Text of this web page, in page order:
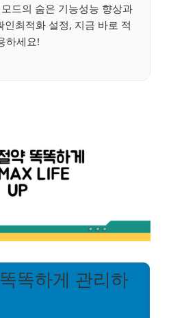
드의 숨은 기능성능 향상과
최적화 설정, 지금 바로 적
하세요!
똑하게 관리하